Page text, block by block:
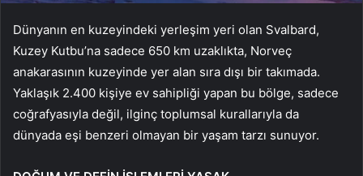
Dünyanın en kuzeyindeki yerleşim yeri olan Svalbard,
Kuzey Kutbu’na sadece 650 km uzaklıkta, Norveç
anakarasının kuzeyinde yer alan sıra dışı bir takımada.
Yaklaşık 2.400 kişiye ev sahipliği yapan bu bölge, sadece
coğrafyasıyla değil, ilginç toplumsal kurallarıyla da
dünyada eşi benzeri olmayan bir yaşam tarzı sunuyor.